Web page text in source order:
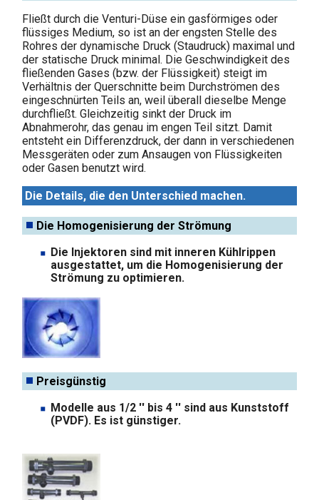
Fließt durch die Venturi-Düse ein gasförmiges oder
flüssiges Medium, so ist an der engsten Stelle des
Rohres der dynamische Druck (Staudruck) maximal und
der statische Druck minimal. Die Geschwindigkeit des
fließenden Gases (bzw. der Flüssigkeit) steigt im
Verhältnis der Querschnitte beim Durchströmen des
eingeschnürten Teils an, weil überall dieselbe Menge
durchfließt. Gleichzeitig sinkt der Druck im
Abnahmerohr, das genau im engen Teil sitzt. Damit
entsteht ein Differenzdruck, der dann in verschiedenen
Messgeräten oder zum Ansaugen von Flüssigkeiten
oder Gasen benutzt wird.
Die Details, die den Unterschied machen.
Die Homogenisierung der Strömung
Die Injektoren sind mit inneren Kühlrippen
ausgestattet, um die Homogenisierung der
Strömung zu optimieren.
Preisgünstig
Modelle aus 1/2 '' bis 4 '' sind aus Kunststoff
(PVDF). Es ist günstiger.